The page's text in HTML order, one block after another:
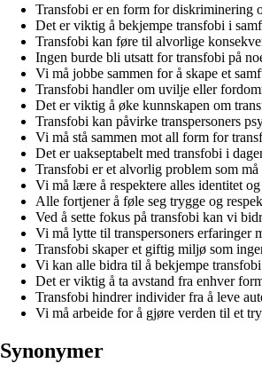
Transfobi er en form for diskriminering
Det er viktig å bekjempe transfobi i
Transfobi kan føre til alvorlige
Ingen burde bli utsatt for transfobi på
Vi må jobbe sammen for å skape et
Transfobi handler om uvilje eller
Det er viktig å øke kunnskapen om
Transfobi kan påvirke transpersoners
Vi må stå sammen mot all form for
Det er uakseptabelt med transfobi i
Transfobi er et alvorlig problem som må
Vi må lære å respektere alles identitet
Alle fortjener å føle seg trygge og
Ved å sette fokus på transfobi kan vi
Vi må lytte til transpersoners erfaringer
Transfobi skaper et giftig miljø som
Vi kan alle bidra til å bekjempe
Det er viktig å ta avstand fra enhver
Transfobi hindrer individer fra å leve
Vi må arbeide for å gjøre verden til et
Synonymer